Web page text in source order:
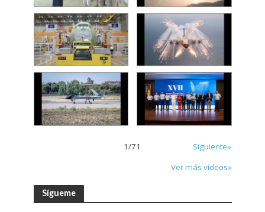
1/71
Siguiente»
Ver más vídeos»
Sígueme